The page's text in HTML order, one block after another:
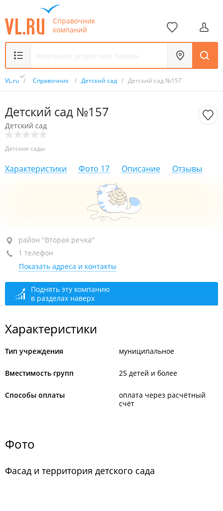
Справочник
компаний
VL.ru / Справочник / Детский сад / Детский сад №157
Детский сад №157
Детский сад
Детские сады
Характеристики Фото 17 Описание Отзывы
район "Вторая речка", ул. Бородинская, 41А
+7 (423) 232-49-47
сегодня закрыто
район "Вторая речка"
1 телефон
Показать адреса и контакты
Поднять эту компанию
в разделах наверх
Характеристики
Тип учреждения муниципальное
Вместимость групп 25 детей и более
Способы оплаты
оплата через расчётный
счёт
Фото
Фасад и территория детского сада